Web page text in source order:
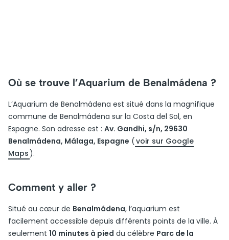
Où se trouve l’Aquarium de Benalmádena ?
L’Aquarium de Benalmádena est situé dans la magnifique
commune de Benalmádena sur la Costa del Sol, en
Espagne. Son adresse est : Av. Gandhi, s/n, 29630
Benalmádena, Málaga, Espagne (voir sur Google
Maps ).
Comment y aller ?
Situé au cœur de Benalmádena, l’aquarium est
facilement accessible depuis différents points de la ville. À
seulement 10 minutes à pied du célèbre Parc de la